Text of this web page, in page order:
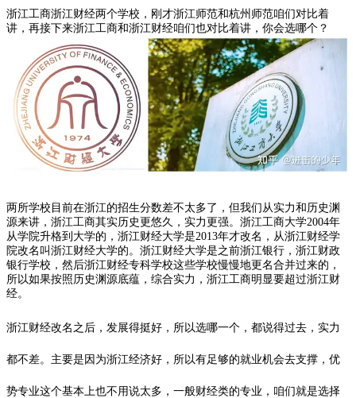
浙江工商浙江财经两个学校，刚才浙江师范和杭州师范咱们对比着
讲，再接下来浙江工商和浙江财经咱们也对比着讲，你会选哪个？
两所学校目前在浙江的招生分数差不太多了，但我们从实力和历史渊
源来讲，浙江工商其实历史更悠久，实力更强。浙江工商大学2004年
从学院升格到大学的，浙江财经大学是2013年才改名，从浙江财经学
院改名叫浙江财经大学的。浙江财经大学是之前浙江银行，浙江财政
银行学校，然后浙江财经专科学校这些学校慢慢地更名合并过来的，
所以如果按照历史渊源底蕴，综合实力，浙江工商明显要超过浙江财
经。
浙江财经改名之后，发展得挺好，所以选哪一个，都说得过去，实力
都不差。主要是因为浙江经济好，所以有足够的就业机会去支撑，优
势专业这个基本上也不用说太多，一般财经类的专业，咱们就是选择